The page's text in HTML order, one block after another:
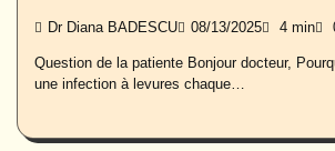
Dr Diana BADESCU 08/13/2025 4 min
Question de la patiente Bonjour docteur,
une infection à levures chaque…